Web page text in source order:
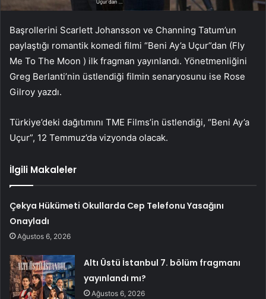
Başrollerini Scarlett Johansson ve Channing Tatum’un
paylaştığı romantik komedi filmi “Beni Ay’a Uçur”dan (Fly
Me To The Moon ) ilk fragman yayınlandı. Yönetmenliğini
Greg Berlanti’nin üstlendiği filmin senaryosunu ise Rose
Gilroy yazdı.
Türkiye’deki dağıtımını TME Films’in üstlendiği, “Beni Ay’a
Uçur”, 12 Temmuz’da vizyonda olacak.
İlgili Makaleler
Çekya Hükümeti Okullarda Cep Telefonu Yasağını
Onayladı
Ağustos 6, 2026
Altı Üstü İstanbul 7. bölüm fragmanı
yayınlandı mı?
Ağustos 6, 2026